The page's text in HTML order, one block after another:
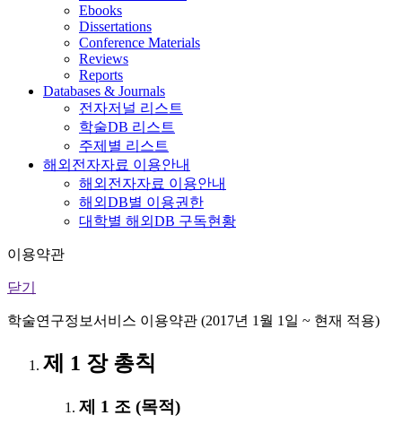
Ebooks
Dissertations
Conference Materials
Reviews
Reports
Databases & Journals
전자저널 리스트
학술DB 리스트
주제별 리스트
해외전자자료 이용안내
해외전자자료 이용안내
해외DB별 이용권한
대학별 해외DB 구독현황
이용약관
닫기
학술연구정보서비스 이용약관 (2017년 1월 1일 ~ 현재 적용)
제 1 장 총칙
제 1 조 (목적)